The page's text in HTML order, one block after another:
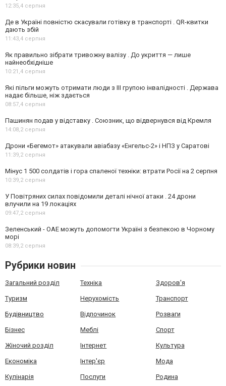
12:35,4 серпня
Де в Україні повністю скасували готівку в транспорті . QR-квитки
дають збій
11:43,4 серпня
Як правильно зібрати тривожну валізу . До укриття — лише
найнеобхідніше
10:21,4 серпня
Які пільги можуть отримати люди з III групою інвалідності . Держава
надає більше, ніж здається
08:57,4 серпня
Пашинян подав у відставку . Союзник, що відвернувся від Кремля
14:08,2 серпня
Дрони «Бегемот» атакували авіабазу «Енгельс-2» і НПЗ у Саратові
11:39,2 серпня
Мінус 1 500 солдатів і гора спаленої техніки: втрати Росії на 2 серпня
10:39,2 серпня
У Повітряних силах повідомили деталі нічної атаки . 24 дрони
влучили на 19 локаціях
09:47,2 серпня
Зеленський - ОАЕ можуть допомогти Україні з безпекою в Чорному
морі
08:39,2 серпня
Рубрики новин
Загальний розділ Техніка Здоров'я
Туризм Нерухомість Транспорт
Будівництво Відпочинок Розваги
Бізнес Меблі Спорт
Жіночий розділ Інтернет Культура
Економіка Інтер'єр Мода
Кулінарія Послуги Родина